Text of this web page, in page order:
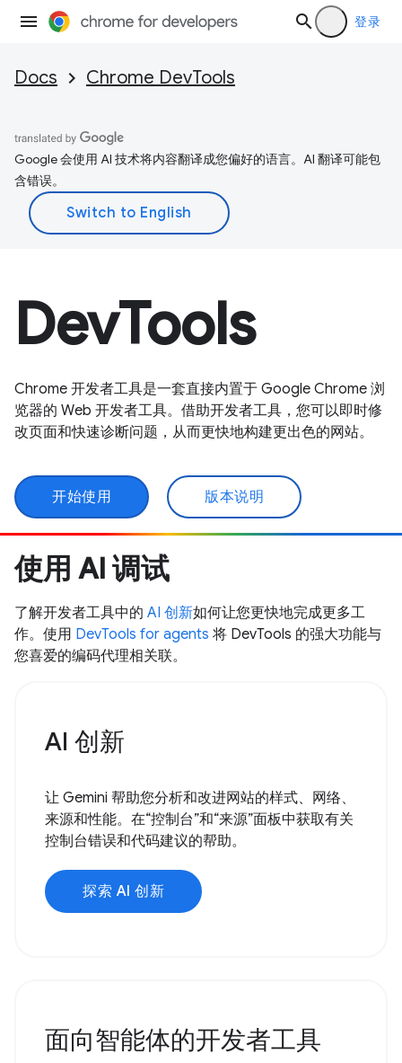
登录
Docs Chrome DevTools
Google 会使用 AI 技术将内容翻译成您偏好的语言。AI 翻译可能包
含错误。
DevTools
Chrome 开发者工具是一套直接内置于 Google Chrome 浏
览器的 Web 开发者工具。借助开发者工具，您可以即时修
改页面和快速诊断问题，从而更快地构建更出色的网站。
开始使用 版本说明
使用 AI 调试
了解开发者工具中的 AI 创新如何让您更快地完成更多工
作。使用 DevTools for agents 将 DevTools 的强大功能与
您喜爱的编码代理相关联。
AI 创新
让 Gemini 帮助您分析和改进网站的样式、网络、
来源和性能。在“控制台”和“来源”面板中获取有关
控制台错误和代码建议的帮助。
探索 AI 创新
面向智能体的开发者工具